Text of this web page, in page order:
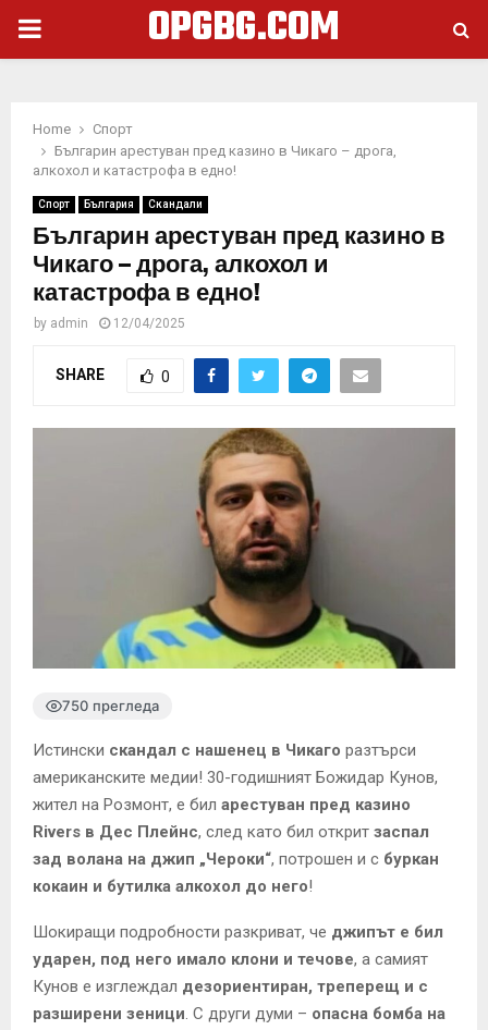
PRIMARY
OPGBG.COM
Home
Спорт
Българин арестуван пред казино в Чикаго – дрога,
алкохол и катастрофа в едно!
Спорт България Скандали
Българин арестуван пред казино в
Чикаго – дрога, алкохол и
катастрофа в едно!
by admin 12/04/2025
SHARE 0
750 прегледа
Истински скандал с нашенец в Чикаго разтърси
американските медии! 30-годишният Божидар Кунов,
жител на Розмонт, е бил арестуван пред казино
Rivers в Дес Плейнс, след като бил открит заспал
зад волана на джип „Чероки“, потрошен и с буркан
кокаин и бутилка алкохол до него!
Шокиращи подробности разкриват, че джипът е бил
ударен, под него имало клони и течове, а самият
Кунов е изглеждал дезориентиран, треперещ и с
разширени зеници. С други думи – опасна бомба на